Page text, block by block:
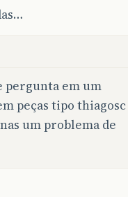
pergunta em um
peças tipo thiagosc
um problema de